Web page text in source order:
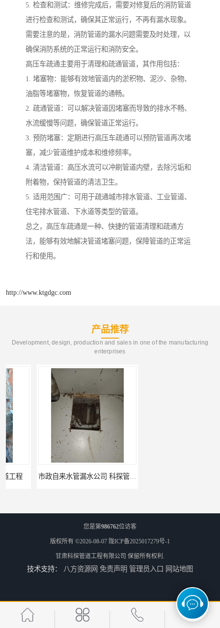
5. 检查和测试：维修完成后，需要对修复后的消防管道
进行检查和测试，确保其正常运行，不再有漏水现象。
需要注意的是，消防管道的漏水问题需要及时处理，以
确保消防系统的正常运行和消防安全。
高压车疏通主要用于清理和疏通管道，其作用包括：
1. 堵塞物：能够有效地管道内的淤积物、泥沙、杂物、
油脂等堵塞物，恢复管道的通畅。
2. 疏通管道：可以解决管道因堵塞而导致的排水不畅、
水流缓慢等问题，确保管道正常运行。
3. 预防堵塞：定期进行高压车疏通可以预防管道再次堵
塞，减少管道维护成本和维修频率。
4. 清洁管道：高压水流可以冲刷管道内壁，去除污垢和
附着物，保持管道的清洁卫生。
5. 适用范围广：可用于疏通城市排水管道、工业管道、
住宅排水管道、下水道等类型的管道。
总之，高压车疏通是一种、快捷的管道清理和疏通方
法，能够有效地解决管道堵塞问题，保障管道的正常运
行和使用。
http://www.ktgdgc.com
产品推荐
Development, design, production and sales in one of the manufacturing
enterprises
市政自来水管漏水公司 科探管道工程
公司仪器测漏电话 科探管道工程 工厂管道工程 科探管道工程
您是第986762位访客
版权所有 ©2026-08-07 陇ICP备2025017279号-1
甘肃科探管道工程有限公司 保留所有权利.
技术支持： 八方资源网 免责声明 管理员入口 网站地图